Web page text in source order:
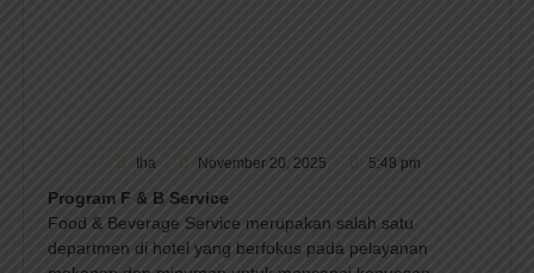
Iha November 20, 2025 5:48 pm
Program F & B Service
Food & Beverage Service merupakan salah satu
departmen di hotel yang berfokus pada pelayanan